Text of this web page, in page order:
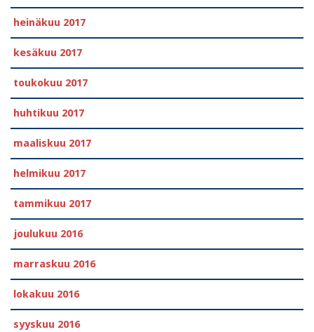
heinäkuu 2017
kesäkuu 2017
toukokuu 2017
huhtikuu 2017
maaliskuu 2017
helmikuu 2017
tammikuu 2017
joulukuu 2016
marraskuu 2016
lokakuu 2016
syyskuu 2016